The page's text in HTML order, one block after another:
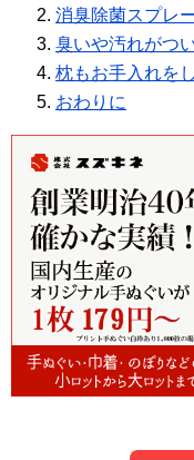
消臭除菌スプレ
臭いや汚れがつ
枕もお手入れを
おわりに